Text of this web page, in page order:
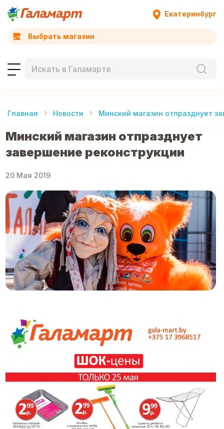
Екатеринбург
Выбрать магазин
Главная Новости Минский магазин отпразднует
Минский магазин отпразднует
завершение реконструкции
20 Мая 2019